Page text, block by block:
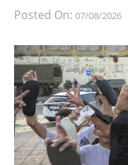
Posted On: 07/08/2026